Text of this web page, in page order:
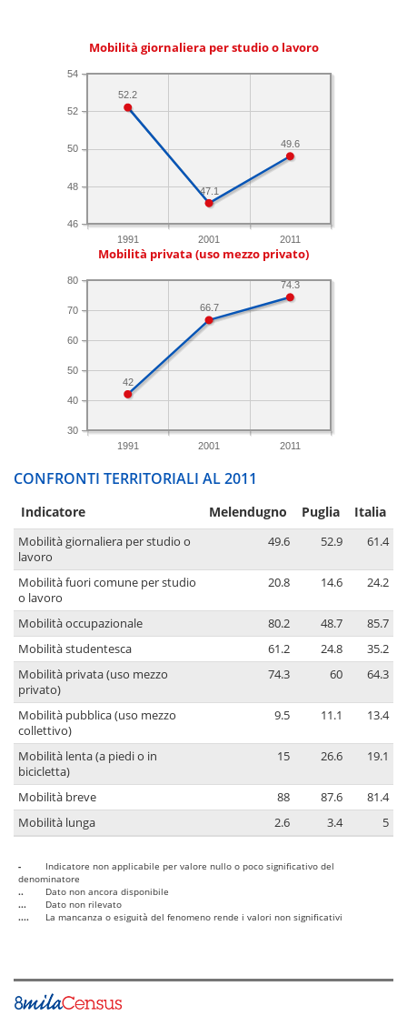
Mobilità giornaliera per studio o lavoro
1991 2001 2011
46
48
50
52
54
49.6
47.1
52.2
Mobilità privata (uso mezzo privato)
1991 2001 2011
30
40
50
60
70
80 74.3
66.7
42
CONFRONTI TERRITORIALI AL 2011
Indicatore Melendugno Puglia Italia
Mobilità giornaliera per studio o
lavoro
49.6 52.9 61.4
Mobilità fuori comune per studio
o lavoro
20.8 14.6 24.2
Mobilità occupazionale 80.2 48.7
85.7
Mobilità studentesca
61.2 24.8
35.2
Mobilità privata (uso mezzo
privato)
74.3 60 64.3
Mobilità pubblica (uso mezzo
collettivo)
9.5 11.1 13.4
Mobilità lenta (a piedi o in
bicicletta)
15 26.6 19.1
Mobilità breve 88 87.6
81.4
Mobilità lunga
2.6 3.4 5
-
Indicatore non applicabile per valore nullo o poco significativo del
denominatore
..
Dato non ancora disponibile
...
Dato non rilevato
....
La mancanza o esiguità del fenomeno rende i valori non significativi